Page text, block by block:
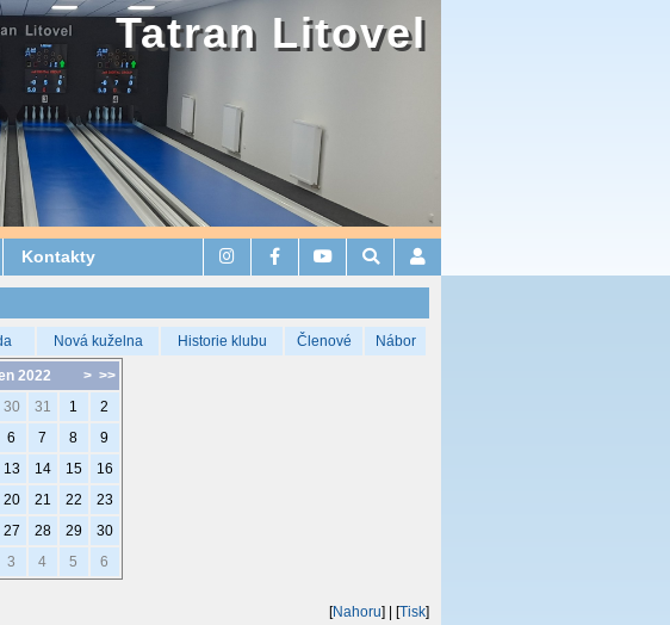
Tatran Litovel
Kontakty
Nová kuželna Historie klubu Členové Nábor
> >>
2022
30 31 1
2
6 7 8
9
13 14 15
16
20 21 22
23
27 28 29
30
3 4 5 6
[Nahoru] | [Tisk]